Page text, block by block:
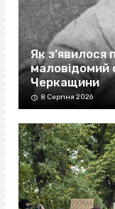
Як з’явилося
маловідомий
Черкащини
8 Серпня 2026